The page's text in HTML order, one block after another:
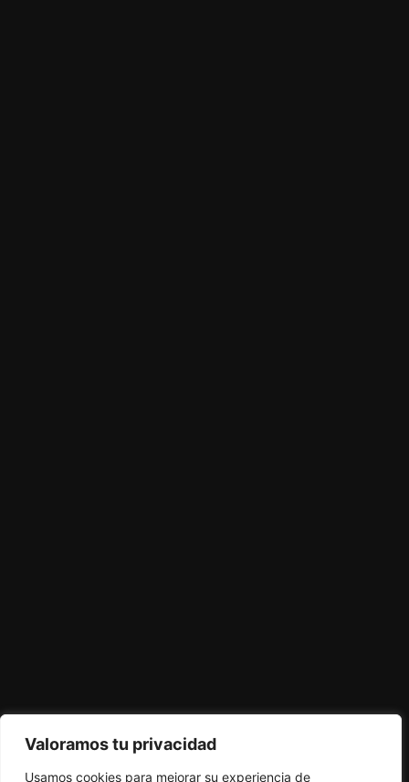
Valoramos tu privacidad
Usamos cookies para mejorar su experiencia de